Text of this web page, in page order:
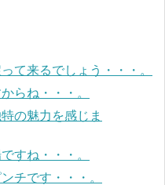
て来るでしょう・・・。
らね・・・。
の魅力を感じま
すね・・・。
チです・・・。